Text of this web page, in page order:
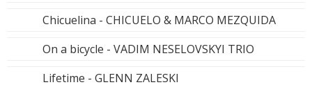
Chicuelina - CHICUELO & MARCO MEZQUIDA
On a bicycle - VADIM NESELOVSKYI TRIO
Lifetime - GLENN ZALESKI